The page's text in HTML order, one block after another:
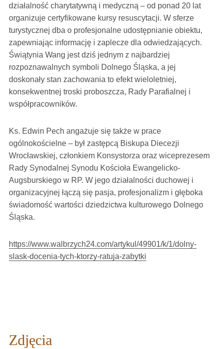
działalność charytatywną i medyczną – od ponad 20 lat
organizuje certyfikowane kursy resuscytacji. W sferze
turystycznej dba o profesjonalne udostępnianie obiektu,
zapewniając informację i zaplecze dla odwiedzających.
Świątynia Wang jest dziś jednym z najbardziej
rozpoznawalnych symboli Dolnego Śląska, a jej
doskonały stan zachowania to efekt wieloletniej,
konsekwentnej troski proboszcza, Rady Parafialnej i
współpracowników.
Ks. Edwin Pech angażuje się także w prace
ogólnokościelne – był zastępcą Biskupa Diecezji
Wrocławskiej, członkiem Konsystorza oraz wiceprezesem
Rady Synodalnej Synodu Kościoła Ewangelicko-
Augsburskiego w RP. W jego działalności duchowej i
organizacyjnej łączą się pasja, profesjonalizm i głęboka
świadomość wartości dziedzictwa kulturowego Dolnego
Śląska.
https://www.walbrzych24.com/artykul/49901/k/1/dolny-
slask-docenia-tych-ktorzy-ratuja-zabytki
Zdjęcia